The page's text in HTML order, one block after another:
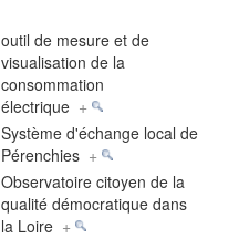
outil de mesure et de
visualisation de la
consommation
électrique +
Système d'échange local de
Pérenchies +
Observatoire citoyen de la
qualité démocratique dans
la Loire +